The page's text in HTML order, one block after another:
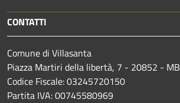
CONTATTI
Comune di Villasanta
Piazza Martiri della libertà, 7 - 20852 - MB
Codice Fiscale: 03245720150
Partita IVA: 00745580969